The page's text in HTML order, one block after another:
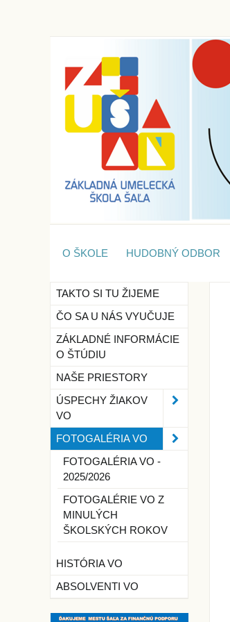
O ŠKOLE HUDOBNÝ ODBOR
TAKTO SI TU ŽIJEME
ČO SA U NÁS VYUČUJE
ZÁKLADNÉ INFORMÁCIE
O ŠTÚDIU
NAŠE PRIESTORY
ÚSPECHY ŽIAKOV
VO
FOTOGALÉRIA VO
FOTOGALÉRIA VO -
2025/2026
FOTOGALÉRIE VO Z
MINULÝCH
ŠKOLSKÝCH ROKOV
HISTÓRIA VO
ABSOLVENTI VO